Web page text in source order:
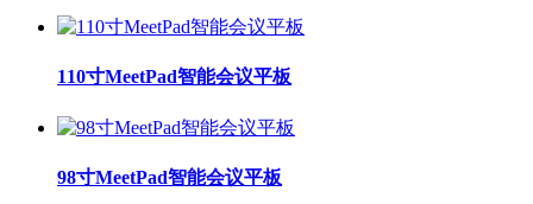
110寸MeetPad智能会议平板
98寸MeetPad智能会议平板